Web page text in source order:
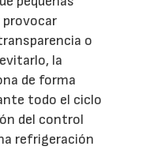
o
la
de forma
todo el ciclo
del control
refrigeración